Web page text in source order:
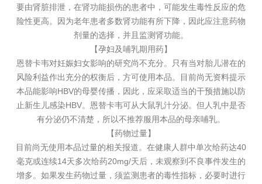
要由肾脏排泄，在肾功能损伤的患者中，可能发生毒性反应的危
险性更高。因为老年患者多数肾功能有所下降，因此应注意药物
剂量的选择，并且监测肾功能。
【孕妇及哺乳期用药】
恩替卡韦对妊娠妇女影响的研究尚不充分。只有当对胎儿潜在的
风险利益作出充分的权衡后，方可使用本品。目前尚无资料提示
本品能影响HBV的母婴传播，因此，应采取适当的干预措施以防
止新生儿感染HBV。恩替卡韦可从大鼠乳汁分泌。但人乳中是否
有分泌仍不清楚，所以不推荐服用本品的母亲哺乳。
【药物过量】
目前尚无使用本品过量的相关报道。在健康人群中单次给药达40
毫克或连续14天多次给药20mg/天后，未观察到不良事件发生的
增多。如果发生药物过量，须监测患者的毒性指标，必要时进行